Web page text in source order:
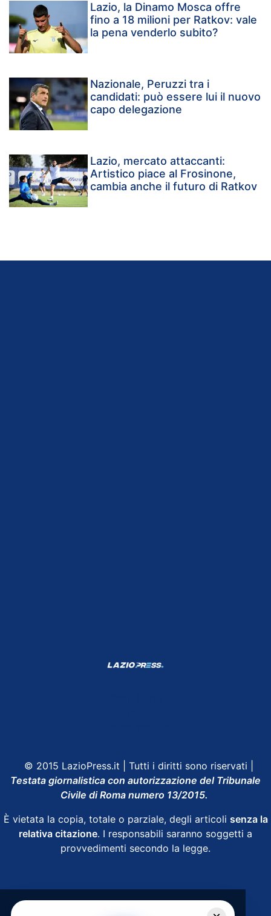
Lazio, la Dinamo Mosca offre
fino a 18 milioni per Ratkov: vale
la pena venderlo subito?
Nazionale, Peruzzi tra i
candidati: può essere lui il nuovo
capo delegazione
Lazio, mercato attaccanti:
Artistico piace al Frosinone,
cambia anche il futuro di Ratkov
© 2015 LazioPress.it | Tutti i diritti sono riservati |
Testata giornalistica con autorizzazione del Tribunale
Civile di Roma numero 13/2015.
È vietata la copia, totale o parziale, degli articoli senza la
relativa citazione. I responsabili saranno soggetti a
provvedimenti secondo la legge.